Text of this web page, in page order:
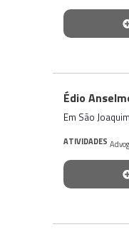
Édio
Em São
ATIVIDADES